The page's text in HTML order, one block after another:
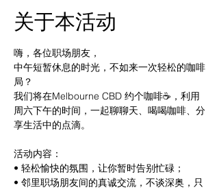
关于本活动
嗨，各位职场朋友，
中午短暂休息的时光，不如来一次轻松的咖啡
局？
我们将在Melbourne CBD 约个咖啡☕️，利用
周六下午的时间，一起聊聊天、喝喝咖啡、分
享生活中的点滴。
活动内容：
• 轻松愉快的氛围，让你暂时告别忙碌；
• 邻里职场朋友间的真诚交流，不谈深奥，只